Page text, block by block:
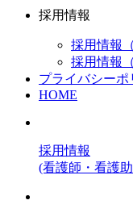
採用情報
採用情報
採用情報
プライバシーポ
HOME
採用情報
(看護師・看護